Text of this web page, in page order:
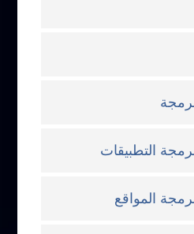
التطبيقات
المواقع